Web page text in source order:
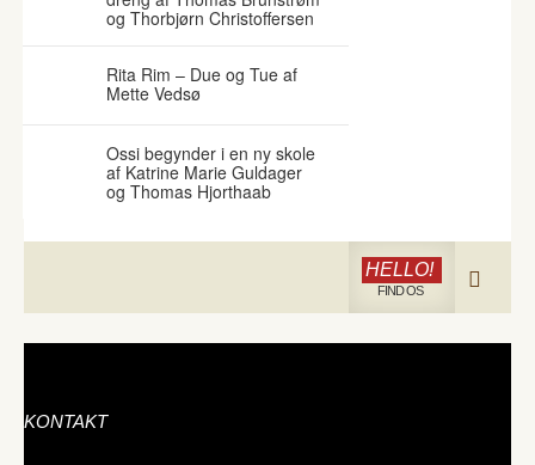
og Thorbjørn Christoffersen
Rita Rim – Due og Tue af
Mette Vedsø
Ossi begynder i en ny skole
af Katrine Marie Guldager
og Thomas Hjorthaab
HELLO!
FIND OS
KONTAKT